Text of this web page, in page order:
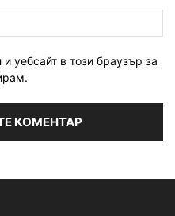
уебсайт в този браузър за